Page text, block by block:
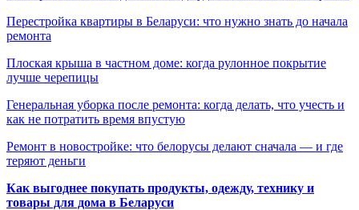
Перестройка квартиры в Беларуси: что нужно знать до начала
ремонта
Плоская крыша в частном доме: когда рулонное покрытие
лучше черепицы
Генеральная уборка после ремонта: когда делать, что учесть и
как не потратить время впустую
Ремонт в новостройке: что белорусы делают сначала — и где
теряют деньги
Как выгоднее покупать продукты, одежду, технику и
товары для дома в Беларуси